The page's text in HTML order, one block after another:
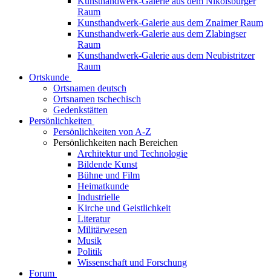
Raum
Kunsthandwerk-Galerie aus dem Znaimer Raum
Kunsthandwerk-Galerie aus dem Zlabingser
Raum
Kunsthandwerk-Galerie aus dem Neubistritzer
Raum
Ortskunde
Ortsnamen deutsch
Ortsnamen tschechisch
Gedenkstätten
Persönlichkeiten
Persönlichkeiten von A-Z
Persönlichkeiten nach Bereichen
Architektur und Technologie
Bildende Kunst
Bühne und Film
Heimatkunde
Industrielle
Kirche und Geistlichkeit
Literatur
Militärwesen
Musik
Politik
Wissenschaft und Forschung
Forum